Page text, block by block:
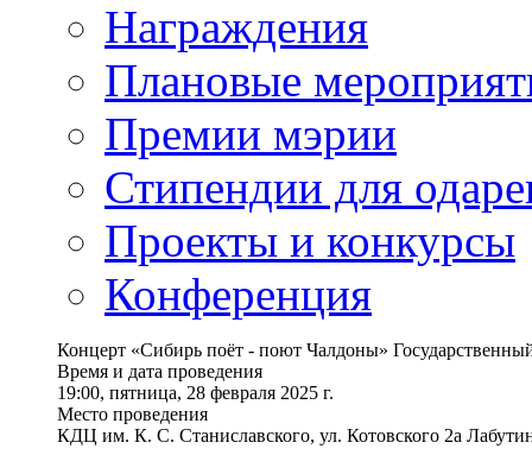
Награждения
Плановые
Премии мэрии
Стипендии для
Проекты и конкурсы
Конференция
Концерт «Сибирь поёт - поют Чалдоны»
Время и дата проведения
19:00, пятница, 28 февраля 2025 г.
Место проведения
КДЦ им. К. С. Станиславского, ул. Котовского 2а